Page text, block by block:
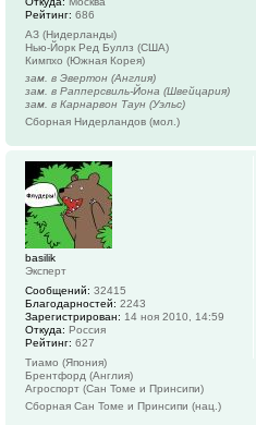
Рейтинг: 686
АЗ (Нидерланды)
Нью-Йорк Ред Буллз (США)
Кимпхо (Южная Корея)
зам. в Эвертон (Англия)
зам. в Рапперсвиль-Йона (Швейцария)
зам. в Карнарвон Таун (Уэльс)
Сборная Нидерландов (мол.)
basilik
Эксперт
Сообщений: 32415
Благодарностей: 2243
Зарегистрирован: 14 ноя 2010, 14:59
Откуда: Россия
Рейтинг: 627
Тиамо (Япония)
Брентфорд (Англия)
Агроспорт (Сан Томе и Принсипи)
Сборная Сан Томе и Принсипи (нац.)